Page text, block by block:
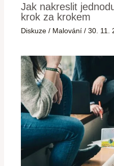
Jak nakreslit
krok za krokem
Diskuze / Malování /30. 11.